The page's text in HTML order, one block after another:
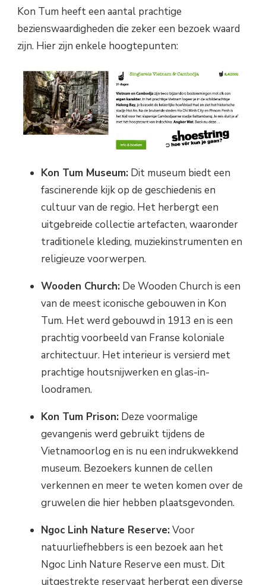
Kon Tum heeft een aantal prachtige
bezienswaardigheden die zeker een bezoek waard
zijn. Hier zijn enkele hoogtepunten:
Kon Tum Museum: Dit museum biedt een
fascinerende kijk op de geschiedenis en
cultuur van de regio. Het herbergt een
uitgebreide collectie artefacten, waaronder
traditionele kleding, muziekinstrumenten en
religieuze voorwerpen.
Wooden Church: De Wooden Church is een
van de meest iconische gebouwen in Kon
Tum. Het werd gebouwd in 1913 en is een
prachtig voorbeeld van Franse koloniale
architectuur. Het interieur is versierd met
prachtige houtsnijwerken en glas-in-
loodramen.
Kon Tum Prison: Deze voormalige
gevangenis werd gebruikt tijdens de
Vietnamoorlog en is nu een indrukwekkend
museum. Bezoekers kunnen de cellen
verkennen en meer te weten komen over de
gruwelen die hier hebben plaatsgevonden.
Ngoc Linh Nature Reserve:Voor
natuurliefhebbers is een bezoek aan het
Ngoc Linh Nature Reserve een must. Dit
uitgestrekte reservaat herbergt een diverse